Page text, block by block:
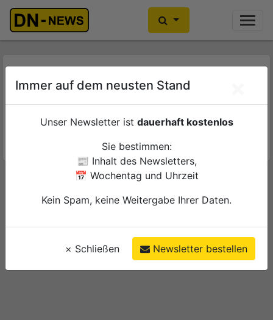
Ihre Anzeige hier? Jetzt informieren
Verkehr
Jeden Tag sind viele Menschen mit dem Auto, dem
Fahrrad, dem Rurtalbus oder der Rurtalbahn im Kreis
Müntz: Baumaßnahme sorgt für
Änderungen im Busverkehr
Immer auf dem neusten Stand
Unser Newsletter ist dauerhaft kostenlos
Sie bestimmen:
📰 Inhalt des Newsletters,
📅 Wochentag und Uhrzeit
Kein Spam, keine Weitergabe Ihrer Daten.
× Schließen Newsletter bestellen